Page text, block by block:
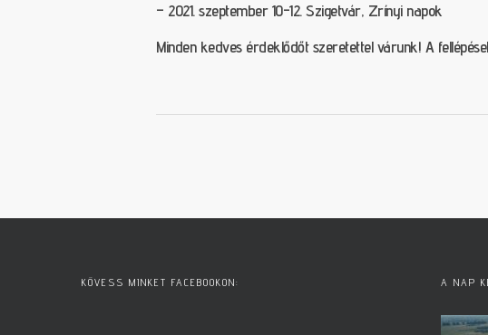
– 2021. szeptember 10-12. Szigetvár, Zrínyi napok
Minden kedves érdeklődőt szeretettel várunk! A
KÖVESS MINKET FACEBOOKON: A NAP